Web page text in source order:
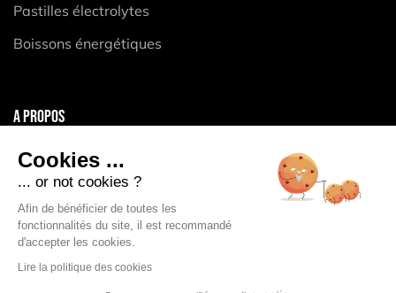
Pastilles électrolytes
Boissons énergétiques
A PROPOS
CGV
Politique de confidentialité
Politique des Cookies
Cookies ...
... or not cookies ?
Afin de bénéficier de toutes les
fonctionnalités du site, il est recommandé
d'accepter les cookies.
Lire la politique des cookies